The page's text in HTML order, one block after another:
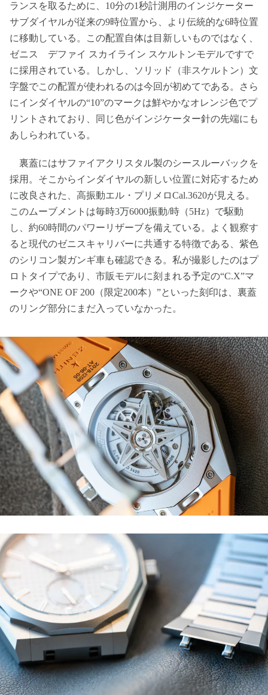
ランスを取るために、10分の1秒計測用のインジケーター
サブダイヤルが従来の9時位置から、より伝統的な6時位置
に移動している。この配置自体は目新しいものではなく、
ゼニス デファイ スカイライン スケルトンモデルですで
に採用されている。しかし、ソリッド（非スケルトン）文
字盤でこの配置が使われるのは今回が初めてである。さら
にインダイヤルの“10”のマークは鮮やかなオレンジ色でプ
リントされており、同じ色がインジケーター針の先端にも
あしらわれている。
裏蓋にはサファイアクリスタル製のシースルーバックを
採用。そこからインダイヤルの新しい位置に対応するため
に改良された、高振動エル・プリメロCal.3620が見える。
このムーブメントは毎時3万6000振動/時（5Hz）で駆動
し、約60時間のパワーリザーブを備えている。よく観察す
ると現代のゼニスキャリバーに共通する特徴である、紫色
のシリコン製ガンギ車も確認できる。私が撮影したのはプ
ロトタイプであり、市販モデルに刻まれる予定の“C.X”マ
ークや“ONE OF 200（限定200本）”といった刻印は、裏蓋
のリング部分にまだ入っていなかった。